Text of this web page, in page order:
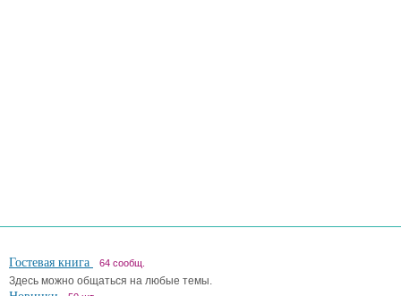
Гостевая книга 64 сообщ.
Здесь можно общаться на любые темы.